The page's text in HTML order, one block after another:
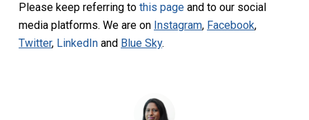
Please keep referring tothis page and to our social
media platforms. We are on Instagram, Facebook,
Twitter, LinkedIn and Blue Sky.